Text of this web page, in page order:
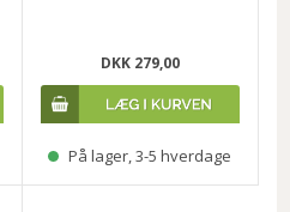
DKK 279,00
På lager, 3-5 hverdage